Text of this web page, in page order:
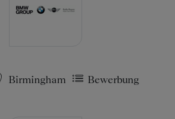
Birmingham Bewerbung